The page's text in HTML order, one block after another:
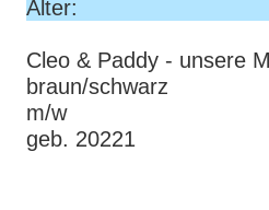
Alter:
Cleo & Paddy - unsere
braun/schwarz
m/w
geb. 20221